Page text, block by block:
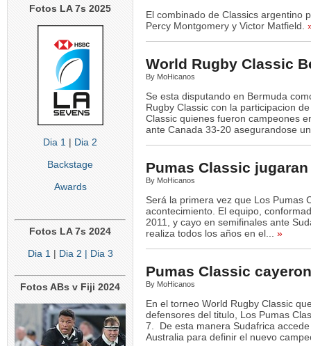
Fotos LA 7s 2025
Dia 1 | Dia 2
Backstage
Awards
Fotos LA 7s 2024
Dia 1 | Dia 2 | Dia 3
Fotos ABs v Fiji 2024
El combinado de Classics argentino
Percy Montgomery y Victor Matfield.
World Rugby Classic
By MoHicanos
Se esta disputando en Bermuda
Rugby Classic con la participacion
Classic quienes fueron campeones
ante Canada 33-20 asegurandose
Pumas Classic
By MoHicanos
Será la primera vez que Los Pumas
acontecimiento. El equipo,
2011, y cayo en semifinales ante
realiza todos los años en el...
»
Pumas Classic
By MoHicanos
En el torneo World Rugby Classic
defensores del titulo, Los Pumas
7. De esta manera Sudafrica
Australia para definir el nuevo